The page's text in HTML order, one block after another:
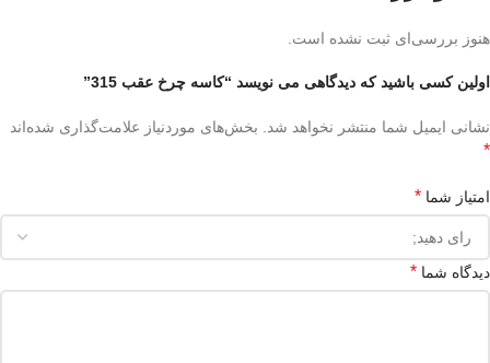
هنوز بررسی‌ای ثبت نشده است.
اولین کسی باشید که دیدگاهی می نویسد “کاسه چرخ عقب 315”
نشانی ایمیل شما منتشر نخواهد شد. بخش‌های موردنیاز علامت‌گذاری شده‌اند
*
امتیاز شما *
دیدگاه شما *